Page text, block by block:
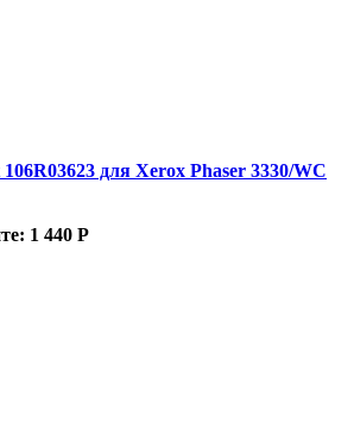
для Xerox Phaser 3330/WC
1 440 Р